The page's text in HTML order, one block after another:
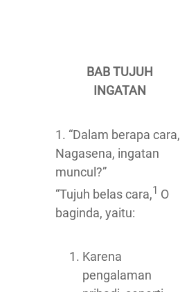
BAB TUJUH
INGATAN
1. “Dalam berapa cara,
Nagasena, ingatan
muncul?”
“Tujuh belas cara,1 O
baginda, yaitu:
Karena
pengalaman